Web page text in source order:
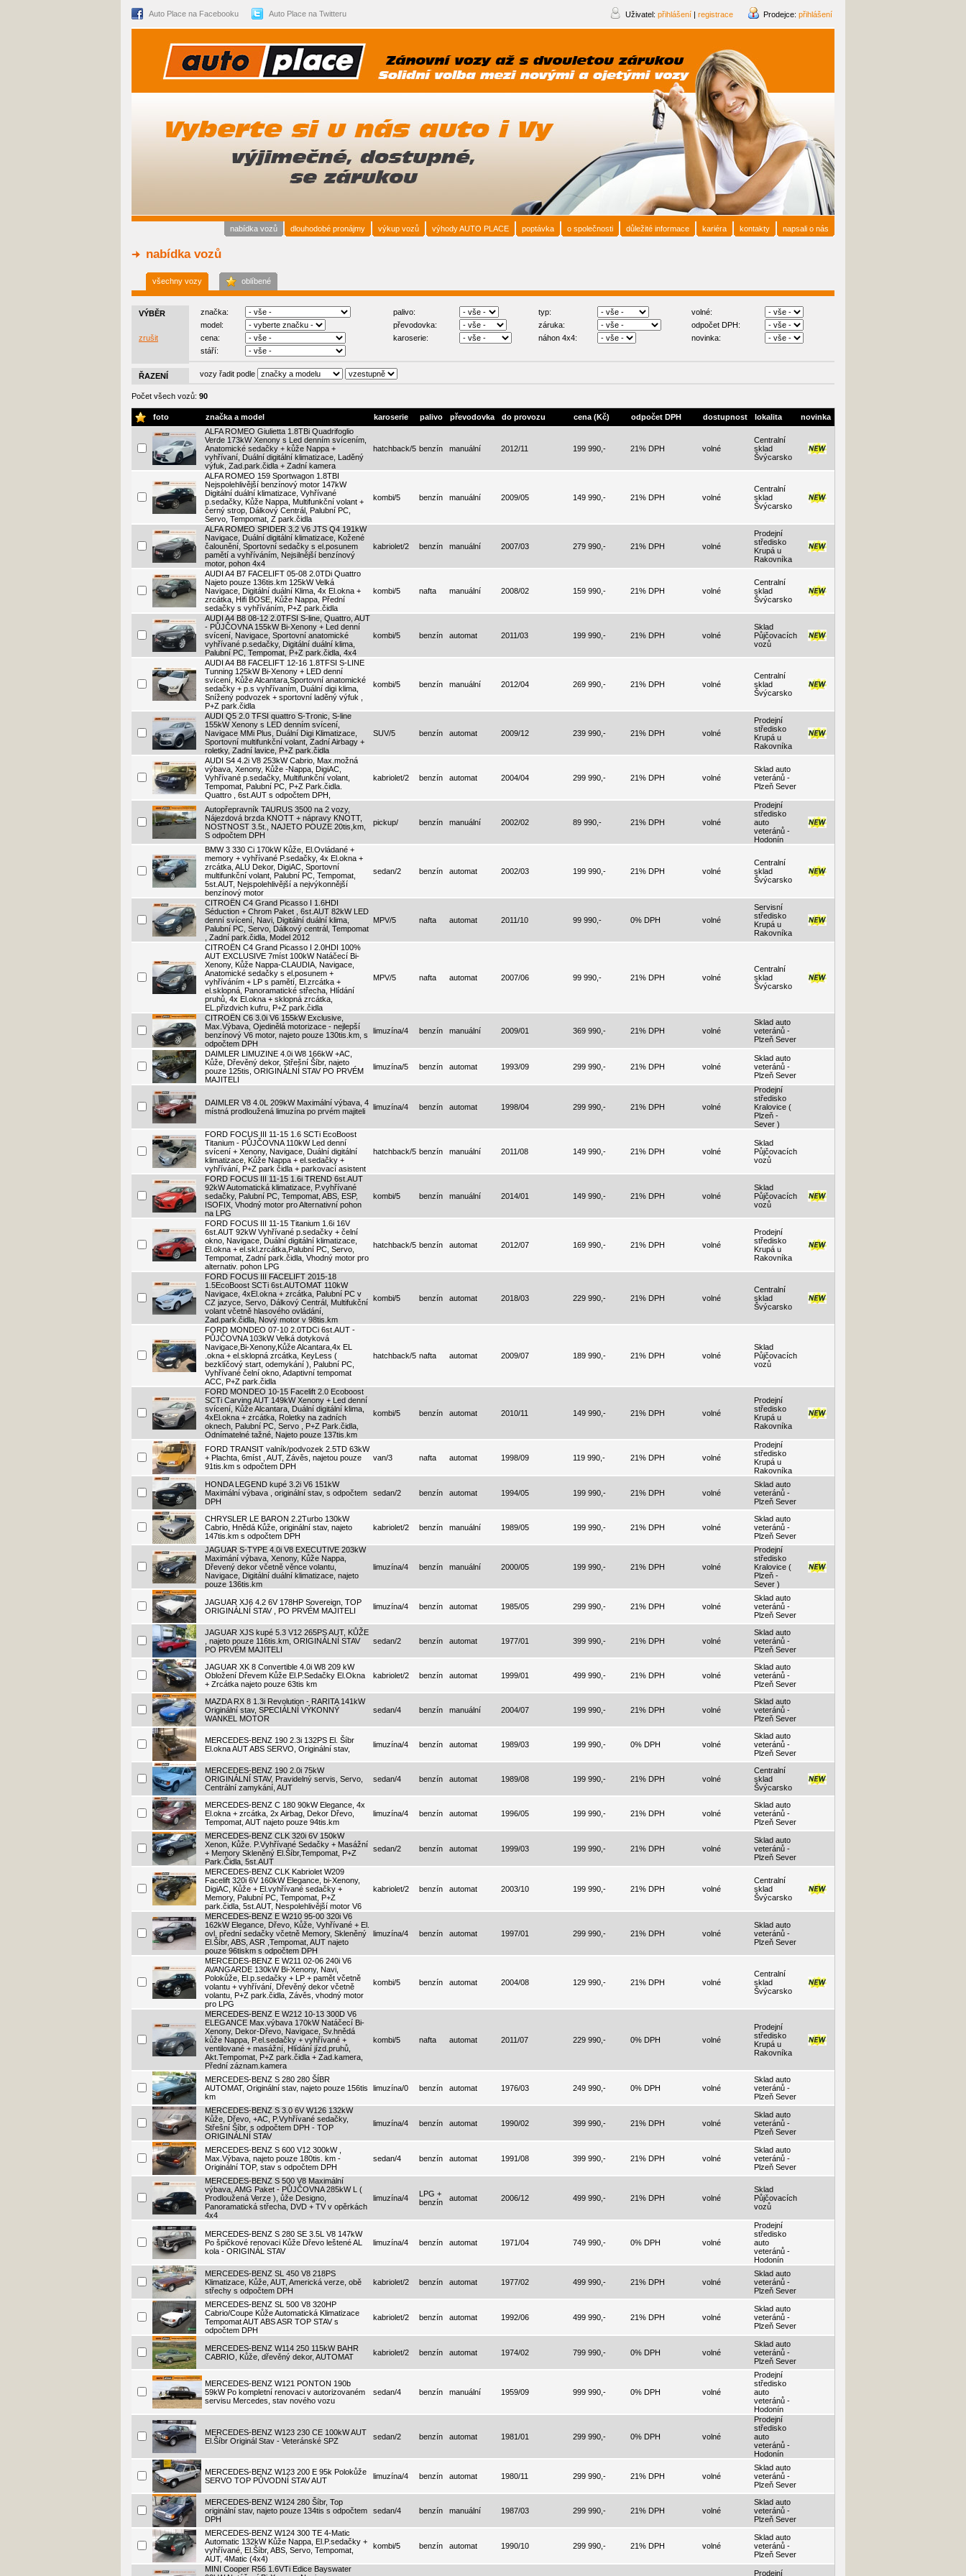
Auto Place na Facebooku Auto Place na Twitteru Prodejce: přihlášení
Uživatel: přihlášení | registrace
napsali o nás
kontakty
kariéra
důležité informace
o společnosti
poptávka
výhody AUTO PLACE
výkup vozů
dlouhodobé pronájmy
nabídka vozů
nabídka vozů
všechny vozy oblíbené
VÝBĚR
zrušit
značka: palivo: typ:
volné:
model:
převodovka: záruka:
odpočet DPH:
cena:
karoserie: náhon 4x4:
novinka:
stáří:
ŘAZENÍ vozy řadit podle
Počet všech vozů: 90
foto značka a model karoserie palivo převodovka do provozu cena (Kč) odpočet DPH dostupnost lokalita
novinka
ALFA ROMEO Giulietta 1.8TBi Quadrifoglio
Verde 173kW Xenony s Led denním svícením,
Anatomické sedačky + kůže Nappa +
vyhřívaní, Duální digitální klimatizace, Laděný
výfuk, Zad.park.čidla + Zadní kamera
hatchback/5 benzín manuální 2012/11 199 990,- 21% DPH volné
Centralní
sklad
Švýcarsko
ALFA ROMEO 159 Sportwagon 1.8TBI
Nejspolehlivější benzínový motor 147kW
Digitální duální klimatizace, Vyhřívané
p.sedačky, Kůže Nappa, Multifunkční volant +
černý strop, Dálkový Centrál, Palubní PC,
Servo, Tempomat, Z park.čidla
kombi/5 benzín manuální 2009/05 149 990,- 21% DPH volné
Centralní
sklad
Švýcarsko
ALFA ROMEO SPIDER 3.2 V6 JTS Q4 191kW
Navigace, Duální digitální klimatizace, Kožené
čalounění, Sportovní sedačky s el.posunem
pamětí a vyhříváním, Nejsilnější benzínový
motor, pohon 4x4
kabriolet/2 benzín manuální 2007/03 279 990,- 21% DPH volné
Prodejní
středisko
Krupá u
Rakovníka
AUDI A4 B7 FACELIFT 05-08 2.0TDi Quattro
Najeto pouze 136tis.km 125kW Velká
Navigace, Digitální duální Klima, 4x El.okna +
zrcátka, Hifi BOSE, Kůže Nappa, Přední
sedačky s vyhříváním, P+Z park.čidla
kombi/5 nafta manuální 2008/02 159 990,- 21% DPH volné
Centralní
sklad
Švýcarsko
AUDI A4 B8 08-12 2.0TFSI S-line, Quattro, AUT
- PŮJČOVNA 155kW Bi-Xenony + Led denní
svícení, Navigace, Sportovní anatomické
vyhřívané p.sedačky, Digitální duální klima,
Palubní PC, Tempomat, P+Z park.čidla, 4x4
kombi/5 benzín automat 2011/03 199 990,- 21% DPH volné
Sklad
Půjčovacích
vozů
AUDI A4 B8 FACELIFT 12-16 1.8TFSI S-LINE
Tunning 125kW Bi-Xenony + LED denní
svícení, Kůže Alcantara,Sportovní anatomické
sedačky + p.s vyhřívaním, Duální digi klima,
Snížený podvozek + sportovní laděný výfuk ,
P+Z park.čidla
kombi/5 benzín manuální 2012/04 269 990,- 21% DPH volné
Centralní
sklad
Švýcarsko
AUDI Q5 2.0 TFSI quattro S-Tronic, S-line
155kW Xenony s LED denním svícení,
Navigace MMi Plus, Duální Digi Klimatizace,
Sportovní multifunkční volant, Zadní Airbagy +
roletky, Zadní lavice, P+Z park.čidla
SUV/5 benzín automat 2009/12 239 990,- 21% DPH volné
Prodejní
středisko
Krupá u
Rakovníka
AUDI S4 4.2i V8 253kW Cabrio, Max.možná
výbava, Xenony, Kůže -Nappa, DigiAC,
Vyhřívané p.sedačky, Multifunkční volant,
Tempomat, Palubní PC, P+Z Park.čidla.
Quattro , 6st.AUT s odpočtem DPH,
kabriolet/2 benzín automat 2004/04 299 990,- 21% DPH volné
Sklad auto
veteránů -
Plzeň Sever
Autopřepravník TAURUS 3500 na 2 vozy,
Nájezdová brzda KNOTT + nápravy KNOTT,
NOSTNOST 3.5t., NAJETO POUZE 20tis,km,
S odpočtem DPH
pickup/ benzín manuální 2002/02 89 990,- 21% DPH volné
Prodejní
středisko
auto
veteránů -
Hodonín
BMW 3 330 Ci 170kW Kůže, El.Ovládané +
memory + vyhřívané P.sedačky, 4x El.okna +
zrcátka, ALU Dekor, DigiAC, Sportovní
multifunkční volant, Palubní PC, Tempomat,
5st.AUT, Nejspolehlivější a nejvýkonnější
benzínový motor
sedan/2 benzín automat 2002/03 199 990,- 21% DPH volné
Centralní
sklad
Švýcarsko
CITROËN C4 Grand Picasso I 1.6HDI
Séduction + Chrom Paket , 6st.AUT 82kW LED
denní svícení, Navi, Digitální duální klima,
Palubní PC, Servo, Dálkový centrál, Tempomat
, Zadní park.čidla, Model 2012
MPV/5 nafta automat 2011/10 99 990,- 0% DPH volné
Servisní
středisko
Krupá u
Rakovníka
CITROËN C4 Grand Picasso I 2.0HDI 100%
AUT EXCLUSIVE 7míst 100kW Natáčecí Bi-
Xenony, Kůže Nappa-CLAUDIA, Navigace,
Anatomické sedačky s el.posunem +
vyhříváním + LP s pamětí, El.zrcátka +
el.sklopná, Panoramatické střecha, Hlídání
pruhů, 4x El.okna + sklopná zrcátka,
EL.přizdvich kufru, P+Z park.čidla
MPV/5 nafta automat 2007/06 99 990,- 21% DPH volné
Centralní
sklad
Švýcarsko
CITROËN C6 3.0i V6 155kW Exclusive,
Max.Výbava, Ojedinělá motorizace - nejlepší
benzínový V6 motor, najeto pouze 130tis.km, s
odpočtem DPH
limuzína/4 benzín manuální 2009/01 369 990,- 21% DPH volné
Sklad auto
veteránů -
Plzeň Sever
DAIMLER LIMUZINE 4.0i W8 166kW +AC,
Kůže, Dřevěný dekor, Střešní Šíbr, najeto
pouze 125tis, ORIGINÁLNÍ STAV PO PRVÉM
MAJITELI
limuzína/5 benzín automat 1993/09 299 990,- 21% DPH volné
Sklad auto
veteránů -
Plzeň Sever
DAIMLER V8 4.0L 209kW Maximální výbava, 4
místná prodloužená limuzína po prvém majiteli
limuzína/4 benzín automat 1998/04 299 990,- 21% DPH volné
Prodejní
středisko
Kralovice (
Plzeň -
Sever )
FORD FOCUS III 11-15 1.6 SCTi EcoBoost
Titanium - PŮJČOVNA 110kW Led denní
svícení + Xenony, Navigace, Duální digitální
klimatizace, Kůže Nappa + el.sedačky +
vyhřívání, P+Z park čidla + parkovací asistent
hatchback/5 benzín manuální 2011/08 149 990,- 21% DPH volné
Sklad
Půjčovacích
vozů
FORD FOCUS III 11-15 1.6i TREND 6st.AUT
92kW Automatická klimatizace, P.vyhřívané
sedačky, Palubní PC, Tempomat, ABS, ESP,
ISOFIX, Vhodný motor pro Alternativní pohon
na LPG
kombi/5 benzín manuální 2014/01 149 990,- 21% DPH volné
Sklad
Půjčovacích
vozů
FORD FOCUS III 11-15 Titanium 1.6i 16V
6st.AUT 92kW Vyhřívané p.sedačky + čelní
okno, Navigace, Duální digitální klimatizace,
El.okna + el.skl.zrcátka,Palubní PC, Servo,
Tempomat, Zadní park.čidla, Vhodný motor pro
alternativ. pohon LPG
hatchback/5 benzín automat 2012/07 169 990,- 21% DPH volné
Prodejní
středisko
Krupá u
Rakovníka
FORD FOCUS III FACELIFT 2015-18
1.5EcoBoost SCTi 6st.AUTOMAT 110kW
Navigace, 4xEl.okna + zrcátka, Palubní PC v
CZ jazyce, Servo, Dálkový Centrál, Multifukční
volant včetně hlasového ovládání,
Zad.park.čidla, Nový motor v 98tis.km
kombi/5 benzín automat 2018/03 229 990,- 21% DPH volné
Centralní
sklad
Švýcarsko
FORD MONDEO 07-10 2.0TDCi 6st.AUT -
PŮJČOVNA 103kW Velká dotyková
Navigace,Bi-Xenony,Kůže Alcantara,4x EL
.okna + el.sklopná zrcátka, KeyLess (
bezklíčový start, odemykání ), Palubní PC,
Vyhřívané čelní okno, Adaptivní tempomat
ACC, P+Z park.čidla
hatchback/5 nafta automat 2009/07 189 990,- 21% DPH volné
Sklad
Půjčovacích
vozů
FORD MONDEO 10-15 Facelift 2.0 Ecoboost
SCTi Carving AUT 149kW Xenony + Led denní
svícení, Kůže Alcantara, Duální digitální klima,
4xEl.okna + zrcátka, Roletky na zadních
oknech, Palubní PC, Servo , P+Z Park.čidla,
Odnímatelné tažné, Najeto pouze 137tis.km
kombi/5 benzín automat 2010/11 149 990,- 21% DPH volné
Prodejní
středisko
Krupá u
Rakovníka
FORD TRANSIT valník/podvozek 2.5TD 63kW
+ Plachta, 6míst , AUT, Závěs, najetou pouze
91tis.km s odpočtem DPH
van/3 nafta automat 1998/09 119 990,- 21% DPH volné
Prodejní
středisko
Krupá u
Rakovníka
HONDA LEGEND kupé 3.2i V6 151kW
Maximální výbava , originální stav, s odpočtem
DPH
sedan/2 benzín automat 1994/05 199 990,- 21% DPH volné
Sklad auto
veteránů -
Plzeň Sever
CHRYSLER LE BARON 2.2Turbo 130kW
Cabrio, Hnědá Kůže, originální stav, najeto
147tis.km s odpočtem DPH
kabriolet/2 benzín manuální 1989/05 199 990,- 21% DPH volné
Sklad auto
veteránů -
Plzeň Sever
JAGUAR S-TYPE 4.0i V8 EXECUTIVE 203kW
Maximání výbava, Xenony, Kůže Nappa,
Dřevený dekor včetně věnce volantu,
Navigace, Digitální duální klimatizace, najeto
pouze 136tis.km
limuzína/4 benzín manuální 2000/05 199 990,- 21% DPH volné
Prodejní
středisko
Kralovice (
Plzeň -
Sever )
JAGUAR XJ6 4.2 6V 178HP Sovereign, TOP
ORIGINÁLNÍ STAV , PO PRVÉM MAJITELI
limuzína/4 benzín automat 1985/05 299 990,- 21% DPH volné
Sklad auto
veteránů -
Plzeň Sever
JAGUAR XJS kupé 5.3 V12 265PS AUT, KŮŽE
, najeto pouze 116tis.km, ORIGINÁLNÍ STAV
PO PRVÉM MAJITELI
sedan/2 benzín automat 1977/01 399 990,- 21% DPH volné
Sklad auto
veteránů -
Plzeň Sever
JAGUAR XK 8 Convertible 4.0i W8 209 kW
Obložení Dřevem Kůže El.P.Sedačky El.Okna
+ Zrcátka najeto pouze 63tis km
kabriolet/2 benzín automat 1999/01 499 990,- 21% DPH volné
Sklad auto
veteránů -
Plzeň Sever
MAZDA RX 8 1.3i Revolution - RARITA 141kW
Originální stav, SPECIÁLNÍ VÝKONNÝ
WANKEL MOTOR
sedan/4 benzín manuální 2004/07 199 990,- 21% DPH volné
Sklad auto
veteránů -
Plzeň Sever
MERCEDES-BENZ 190 2.3i 132PS El. Šíbr
El.okna AUT ABS SERVO, Originální stav,
limuzína/4 benzín automat 1989/03 199 990,- 0% DPH volné
Sklad auto
veteránů -
Plzeň Sever
MERCEDES-BENZ 190 2.0i 75kW
ORIGINÁLNÍ STAV, Pravidelný servis, Servo,
Centrální zamykání, AUT
sedan/4 benzín automat 1989/08 199 990,- 21% DPH volné
Centralní
sklad
Švýcarsko
MERCEDES-BENZ C 180 90kW Elegance, 4x
El.okna + zrcátka, 2x Airbag, Dekor Dřevo,
Tempomat, AUT najeto pouze 94tis.km
limuzína/4 benzín automat 1996/05 199 990,- 21% DPH volné
Sklad auto
veteránů -
Plzeň Sever
MERCEDES-BENZ CLK 320i 6V 150kW
Xenon, Kůže. P.Vyhřívané Sedačky + Masážní
+ Memory Skleněný El.Šíbr,Tempomat, P+Z
Park.Čidla, 5st.AUT
sedan/2 benzín automat 1999/03 199 990,- 21% DPH volné
Sklad auto
veteránů -
Plzeň Sever
MERCEDES-BENZ CLK Kabriolet W209
Facelift 320i 6V 160kW Elegance, bi-Xenony,
DigiAC, Kůže + El.vyhřívané sedačky +
Memory, Palubní PC, Tempomat, P+Z
park.čidla, 5st.AUT, Nespolehlivější motor V6
kabriolet/2 benzín automat 2003/10 199 990,- 21% DPH volné
Centralní
sklad
Švýcarsko
MERCEDES-BENZ E W210 95-00 320i V6
162kW Elegance, Dřevo, Kůže, Vyhřívané + El.
ovl. přední sedačky včetně Memory, Skleněný
El.Šíbr, ABS, ASR ,Tempomat, AUT najeto
pouze 96tiskm s odpočtem DPH
limuzína/4 benzín automat 1997/01 299 990,- 21% DPH volné
Sklad auto
veteránů -
Plzeň Sever
MERCEDES-BENZ E W211 02-06 240i V6
AVANGARDE 130kW Bi-Xenony, Navi,
Polokůže, El.p.sedačky + LP + pamět včetně
volantu + vyhřívání, Dřevěný dekor včetně
volantu, P+Z park.čidla, Závěs, vhodný motor
pro LPG
kombi/5 benzín automat 2004/08 129 990,- 21% DPH volné
Centralní
sklad
Švýcarsko
MERCEDES-BENZ E W212 10-13 300D V6
ELEGANCE Max.výbava 170kW Natáčecí Bi-
Xenony, Dekor-Dřevo, Navigace, Sv.hnědá
kůže Nappa, P.el.sedačky + vyhřívané +
ventilované + masážní, Hlídání jízd.pruhů,
Akt.Tempomat, P+Z park.čidla + Zad.kamera,
Přední záznam.kamera
kombi/5 nafta automat 2011/07 229 990,- 0% DPH volné
Prodejní
středisko
Krupá u
Rakovníka
MERCEDES-BENZ S 280 280 ŠÍBR
AUTOMAT, Originální stav, najeto pouze 156tis
km
limuzína/0 benzín automat 1976/03 249 990,- 0% DPH volné
Sklad auto
veteránů -
Plzeň Sever
MERCEDES-BENZ S 3.0 6V W126 132kW
Kůže, Dřevo, +AC, P.Vyhřívané sedačky,
Střešní Šíbr, s odpočtem DPH - TOP
ORIGINÁLNÍ STAV
limuzína/4 benzín automat 1990/02 399 990,- 21% DPH volné
Sklad auto
veteránů -
Plzeň Sever
MERCEDES-BENZ S 600 V12 300kW ,
Max.Výbava, najeto pouze 180tis. km -
Originální TOP, stav s odpočtem DPH
sedan/4 benzín automat 1991/08 399 990,- 21% DPH volné
Sklad auto
veteránů -
Plzeň Sever
MERCEDES-BENZ S 500 V8 Maximální
výbava, AMG Paket - PŮJČOVNA 285kW L (
Prodloužená Verze ), ůže Designo,
Panoramatická střecha, DVD + TV v opěrkách
4x4
limuzína/4
LPG +
benzín
automat 2006/12 499 990,- 21% DPH volné
Sklad
Půjčovacích
vozů
MERCEDES-BENZ S 280 SE 3.5L V8 147kW
Po špičkové renovaci Kůže Dřevo leštené AL
kola - ORIGINÁL STAV
limuzína/4 benzín automat 1971/04 749 990,- 0% DPH volné
Prodejní
středisko
auto
veteránů -
Hodonín
MERCEDES-BENZ SL 450 V8 218PS
Klimatizace, Kůže, AUT, Americká verze, obě
střechy s odpočtem DPH
kabriolet/2 benzín automat 1977/02 499 990,- 21% DPH volné
Sklad auto
veteránů -
Plzeň Sever
MERCEDES-BENZ SL 500 V8 320HP
Cabrio/Coupe Kůže Automatická Klimatizace
Tempomat AUT ABS ASR TOP STAV s
odpočtem DPH
kabriolet/2 benzín automat 1992/06 499 990,- 21% DPH volné
Sklad auto
veteránů -
Plzeň Sever
MERCEDES-BENZ W114 250 115kW BAHR
CABRIO, Kůže, dřevěný dekor, AUTOMAT
kabriolet/2 benzín automat 1974/02 799 990,- 0% DPH volné
Sklad auto
veteránů -
Plzeň Sever
MERCEDES-BENZ W121 PONTON 190b
59kW Po kompletní renovaci v autorizovaném
servisu Mercedes, stav nového vozu
sedan/4 benzín manuální 1959/09 999 990,- 0% DPH volné
Prodejní
středisko
auto
veteránů -
Hodonín
MERCEDES-BENZ W123 230 CE 100kW AUT
El.Šíbr Originál Stav - Veteránské SPZ
sedan/2 benzín automat 1981/01 299 990,- 0% DPH volné
Prodejní
středisko
auto
veteránů -
Hodonín
MERCEDES-BENZ W123 200 E 95k Polokůže
SERVO TOP PŮVODNÍ STAV AUT
limuzína/4 benzín automat 1980/11 299 990,- 21% DPH volné
Sklad auto
veteránů -
Plzeň Sever
MERCEDES-BENZ W124 280 Šíbr, Top
originální stav, najeto pouze 134tis s odpočtem
DPH
sedan/4 benzín manuální 1987/03 299 990,- 21% DPH volné
Sklad auto
veteránů -
Plzeň Sever
MERCEDES-BENZ W124 300 TE 4-Matic
Automatic 132kW Kůže Nappa, El.P.sedačky +
vyhřívané, El.Šíbr, ABS, Servo, Tempomat,
AUT, 4Matic (4x4)
kombi/5 benzín automat 1990/10 299 990,- 21% DPH volné
Sklad auto
veteránů -
Plzeň Sever
MINI Cooper R56 1.6VTi Edice Bayswater
Prodejní